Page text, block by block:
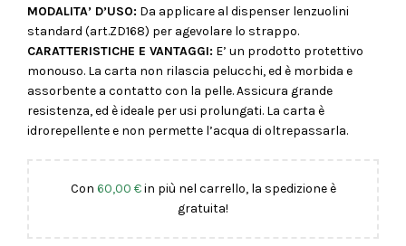
MODALITA’ D’USO: Da applicare al dispenser lenzuolini
standard (art.ZD168) per agevolare lo strappo.
CARATTERISTICHE E VANTAGGI: E’ un prodotto protettivo
monouso. La carta non rilascia pelucchi, ed è morbida e
assorbente a contatto con la pelle. Assicura grande
resistenza, ed è ideale per usi prolungati. La carta è
idrorepellente e non permette l’acqua di oltrepassarla.
Con 60,00 €in più nel carrello, la spedizione è
gratuita!